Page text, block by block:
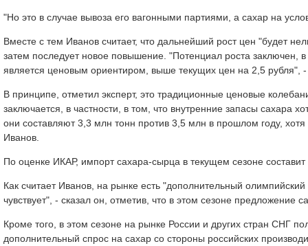
"Но это в случае вывоза его вагонными партиями, а сахар на
Вместе с тем Иванов считает, что дальнейший рост цен "будет
затем последует новое повышение. "Потенциал роста заключен,
является ценовым ориентиром, выше текущих цен на 2,5 рубля", -
В принципе, отметил эксперт, это традиционные ценовые
заключается, в частности, в том, что внутренние запасы
они составляют 3,3 млн тонн против 3,5 млн в прошлом году,
Иванов.
По оценке ИКАР, импорт сахара-сырца в текущем сезоне
Как считает Иванов, на рынке есть "дополнительный
чувствует", - сказал он, отметив, что в этом сезоне
Кроме того, в этом сезоне на рынке России и других стран СНГ
дополнительный спрос на сахар со стороны российских